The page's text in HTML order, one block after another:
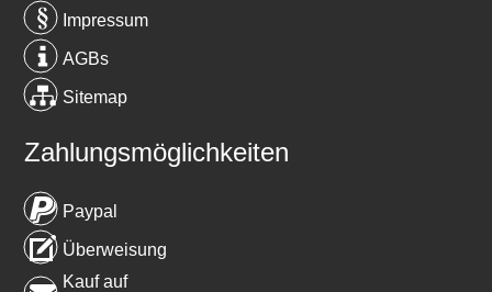
Impressum
AGBs
Sitemap
Zahlungsmöglichkeiten
Paypal
Überweisung
Kauf auf